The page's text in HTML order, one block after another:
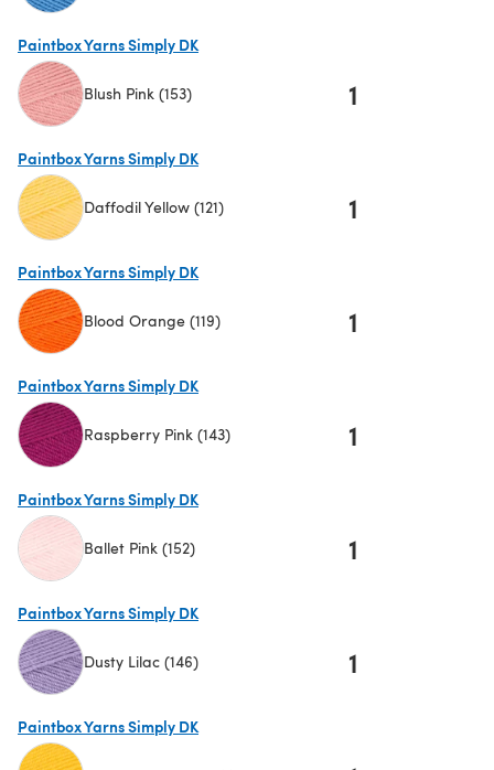
Paintbox Yarns Simply DK
Blush Pink (153) 1
Paintbox Yarns Simply DK
Daffodil Yellow (121) 1
Paintbox Yarns Simply DK
Blood Orange (119) 1
Paintbox Yarns Simply DK
Raspberry Pink (143) 1
Paintbox Yarns Simply DK
Ballet Pink (152) 1
Paintbox Yarns Simply DK
Dusty Lilac (146) 1
Paintbox Yarns Simply DK